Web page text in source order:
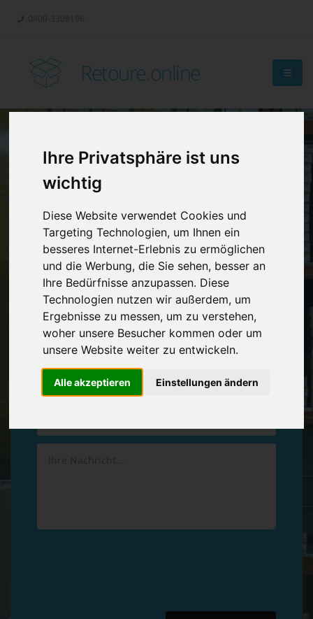
Ihre Privatsphäre ist uns
wichtig
Diese Website verwendet Cookies und
Targeting Technologien, um Ihnen ein
besseres Internet-Erlebnis zu ermöglichen
und die Werbung, die Sie sehen, besser an
Ihre Bedürfnisse anzupassen. Diese
Technologien nutzen wir außerdem, um
Ergebnisse zu messen, um zu verstehen,
woher unsere Besucher kommen oder um
unsere Website weiter zu entwickeln.
Alle akzeptieren Einstellungen ändern
Retoure.online
Retouren-
Management?
Vereinbaren Sie einenRückruf
Hinterlassen Sie uns gern eine persönliche Nachricht.